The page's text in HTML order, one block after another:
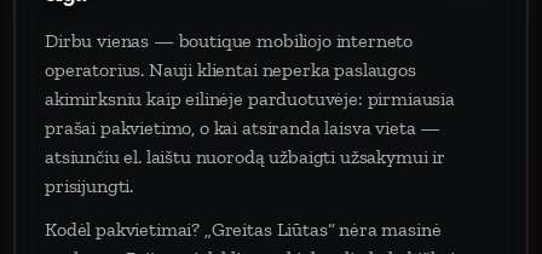
Dirbu vienas — boutique mobiliojo interneto
operatorius. Nauji klientai neperka paslaugos
akimirksniu kaip eilinėje parduotuvėje: pirmiausia
prašai pakvietimo, o kai atsiranda laisva vieta —
atsiunčiu el. laištu nuorodą užbaigti užsakymui ir
prisijungti.
Kodėl pakvietimai? „Greitas Liūtas“ nėra masinė